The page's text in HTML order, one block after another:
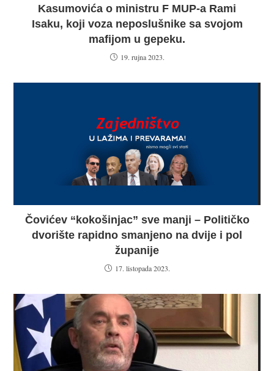
Kasumovića o ministru F MUP-a Rami
Isaku, koji voza neposlušnike sa svojom
mafijom u gepeku.
19. rujna 2023.
Čovićev “kokošinjac” sve manji – Političko
dvorište rapidno smanjeno na dvije i pol
županije
17. listopada 2023.